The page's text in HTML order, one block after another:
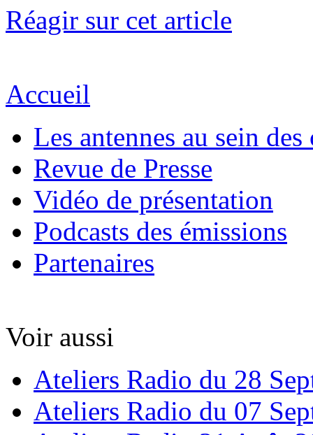
Réagir sur cet article
Accueil
Les antennes au sein des
Revue de Presse
Vidéo de présentation
Podcasts des émissions
Partenaires
Voir aussi
Ateliers Radio du 28
Ateliers Radio du 07